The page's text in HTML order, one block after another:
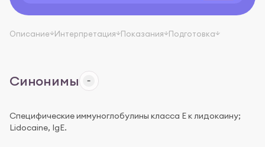
Описание Интерпретация Показания Подготовка
Синонимы
Специфические иммуноглобулины класса Е к лидокаину;
Lidocaine, IgE.